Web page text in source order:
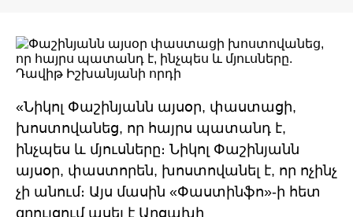
«Նիկոլ Փաշինյանն այսօր, փաստացի,
խոստովանեց, որ հայրս պատանդ է,
ինչպես և մյուսները։ Նիկոլ Փաշինյանն
այսօր, փաստորեն, խոստովանել է, որ ոչինչ
չի անում։ Այս մասին «Փաստինֆո»-ի հետ
զրույցում ասել է Արցախի